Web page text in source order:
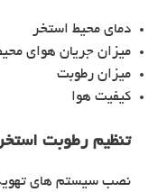
دمای محیط استخر
میزان جریان هوای
میزان رطوبت
کیفیت هوا
تنظیم رطوبت
نصب سیستم های